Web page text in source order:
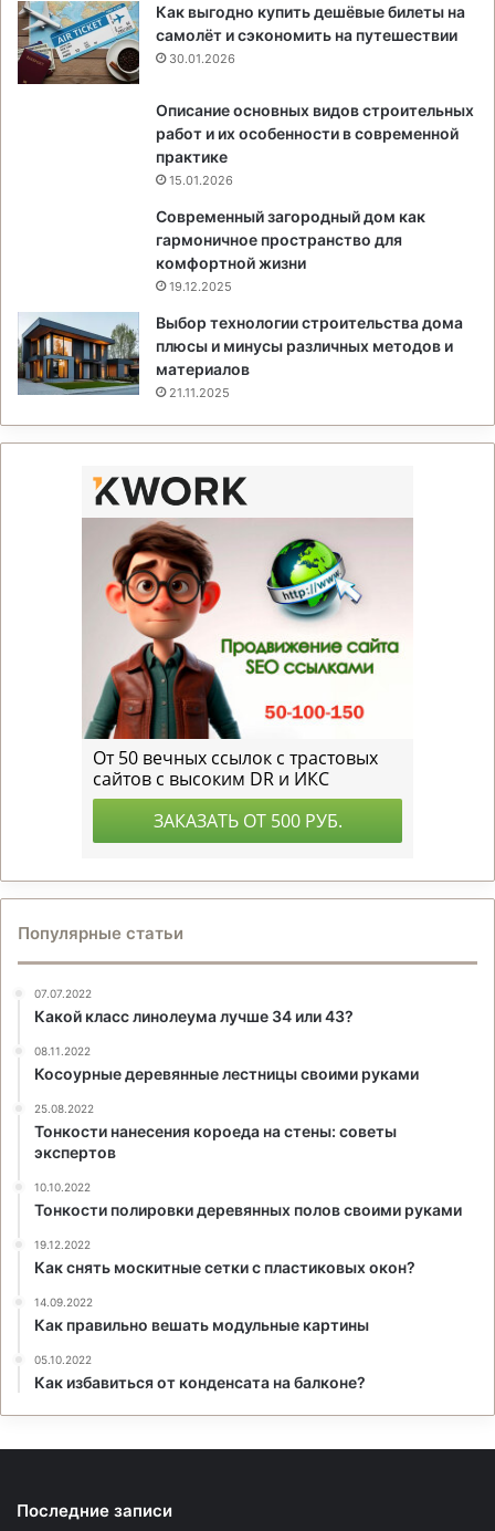
Как выгодно купить дешёвые билеты на
самолёт и сэкономить на путешествии
30.01.2026
Описание основных видов строительных
работ и их особенности в современной
практике
15.01.2026
Современный загородный дом как
гармоничное пространство для
комфортной жизни
19.12.2025
Выбор технологии строительства дома
плюсы и минусы различных методов и
материалов
21.11.2025
Популярные статьи
07.07.2022
Какой класс линолеума лучше 34 или 43?
08.11.2022
Косоурные деревянные лестницы своими руками
25.08.2022
Тонкости нанесения короеда на стены: советы
экспертов
10.10.2022
Тонкости полировки деревянных полов своими руками
19.12.2022
Как снять москитные сетки с пластиковых окон?
14.09.2022
Как правильно вешать модульные картины
05.10.2022
Как избавиться от конденсата на балконе?
Последние записи